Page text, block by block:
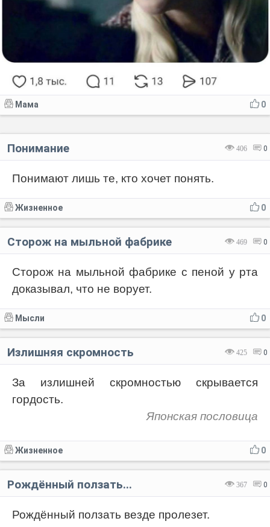
0
Мама
406 0
Понимание
Понимают лишь те, кто хочет понять.
0
Жизненное
469 0
Сторож на мыльной фабрике
Сторож на мыльной фабрике с пеной у рта
доказывал, что не ворует.
0
Мысли
425 0
Излишняя скромность
За излишней скромностью скрывается
гордость.
Японская пословица
0
Жизненное
367 0
Рождённый ползать...
Рождённый ползать везде пролезет.